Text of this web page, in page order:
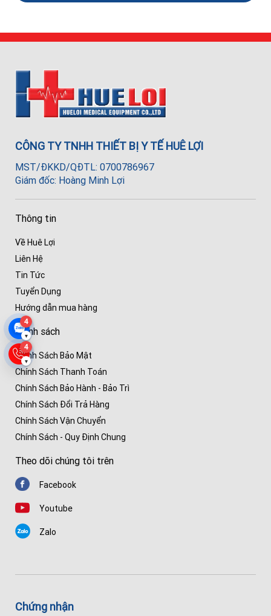
4
▾
4
▾
CÔNG TY TNHH THIẾT BỊ Y TẾ HUÊ LỢI
MST/ĐKKD/QĐTL: 0700786967
Giám đốc: Hoàng Minh Lợi
Thông tin
Về Huê Lợi
Liên Hệ
Tin Tức
Tuyển Dụng
Hướng dẫn mua hàng
Chính sách
Chính Sách Bảo Mật
Chính Sách Thanh Toán
Chính Sách Bảo Hành - Bảo Trì
Chính Sách Đổi Trả Hàng
Chính Sách Vận Chuyển
Chính Sách - Quy Định Chung
Theo dõi chúng tôi trên
Facebook
Youtube
Zalo
Chứng nhận